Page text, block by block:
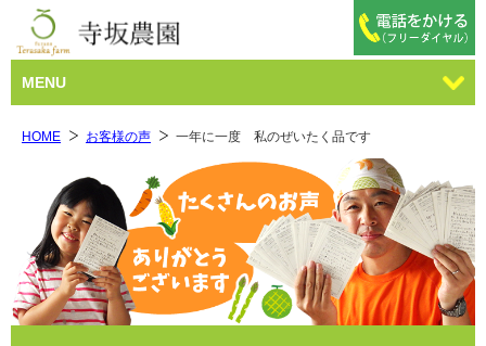
MENU
HOME お客様の声 一年に一度 私のぜいたく品です